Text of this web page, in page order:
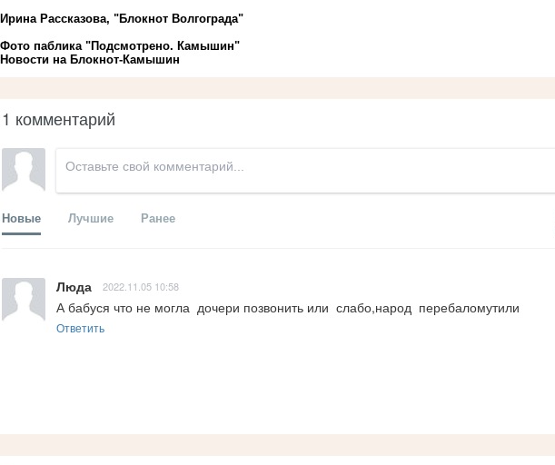
Ирина Рассказова, "Блокнот Волгограда"
Фото паблика "Подсмотрено. Камышин"
Новости на Блoкнoт-Камышин
1 комментарий
Новые Лучшие Ранее
Люда 2022.11.05 10:58
А бабуся что не могла  дочери позвонить или  слабо,народ  перебаломутили
Ответить